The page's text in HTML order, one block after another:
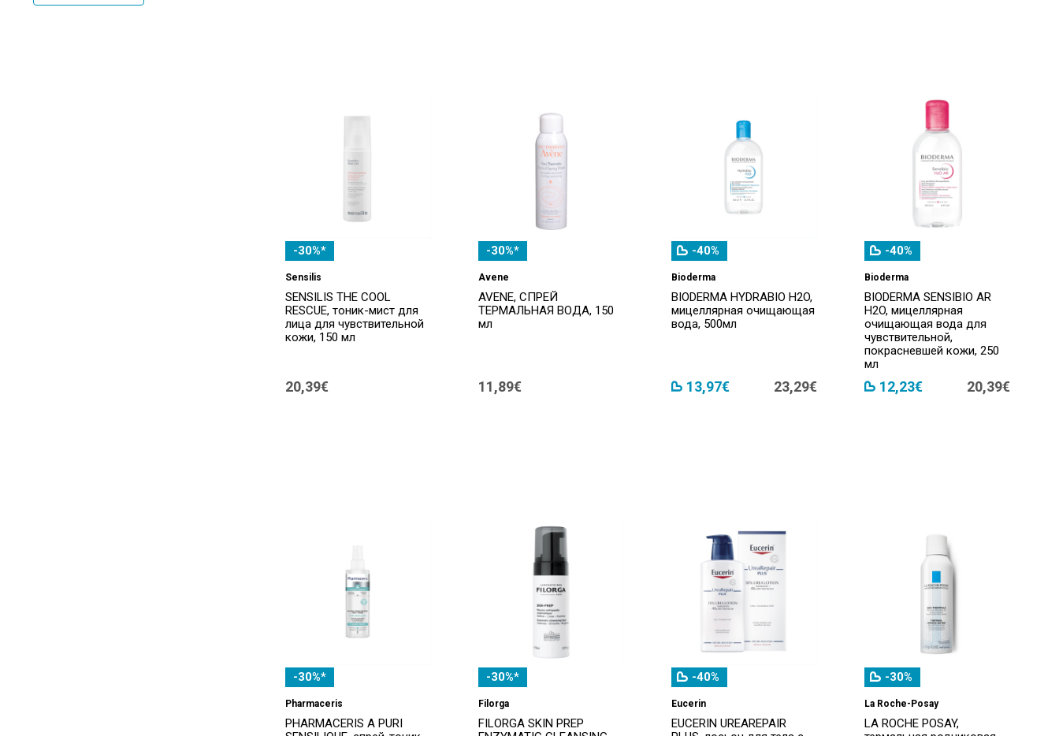
-30%*
Sensilis
SENSILIS THE COOL
RESCUE, тоник-мист для
лица для чувствительной
кожи, 150 мл
20,39€
-30%*
Avene
AVENE, СПРЕЙ
ТЕРМАЛЬНАЯ ВОДА, 150
мл
11,89€
-40%
Bioderma
BIODERMA HYDRABIO H2O,
мицеллярная очищающая
вода, 500мл
13,97€ 23,29€
-40%
Bioderma
BIODERMA SENSIBIO AR
H2O, мицеллярная
очищающая вода для
чувствительной,
покрасневшей кожи, 250
мл
12,23€ 20,39€
-30%*
Pharmaceris
PHARMACERIS A PURI
-30%*
Filorga
FILORGA SKIN PREP
-40%
Eucerin
EUCERIN UREAREPAIR
-30%
La Roche-Posay
LA ROCHE POSAY,